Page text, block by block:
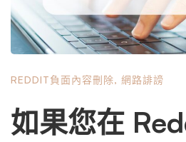
REDDIT負面內容刪除, 網路誹謗
如果您在